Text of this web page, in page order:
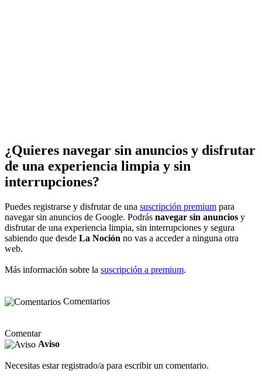
¿Quieres navegar sin anuncios y disfrutar
de una experiencia limpia y sin
interrupciones?
Puedes registrarse y disfrutar de una suscripción premium para
navegar sin anuncios de Google. Podrás navegar sin anuncios y
disfrutar de una experiencia limpia, sin interrupciones y segura
sabiendo que desde La Noción no vas a acceder a ninguna otra
web.
Más información sobre la suscripción a premium.
Comentarios
Comentar
Aviso
Necesitas estar registrado/a para escribir un comentario.